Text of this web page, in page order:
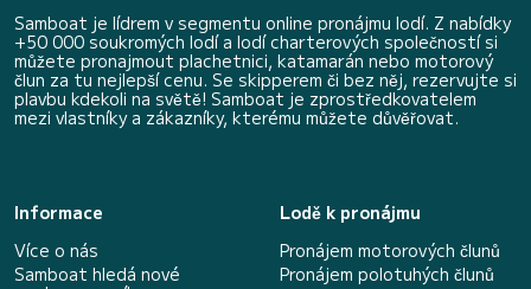
Samboat je lídrem v segmentu online pronájmu lodí. Z nabídky
+50 000 soukromých lodí a lodí charterových společností si
můžete pronajmout plachetnici, katamarán nebo motorový
člun za tu nejlepší cenu. Se skipperem či bez něj, rezervujte si
plavbu kdekoli na světě! Samboat je zprostředkovatelem
mezi vlastníky a zákazníky, kterému můžete důvěřovat.
Informace
Více o nás
Samboat hledá nové
Lodě k pronájmu
Pronájem motorových člunů
Pronájem polotuhých člunů